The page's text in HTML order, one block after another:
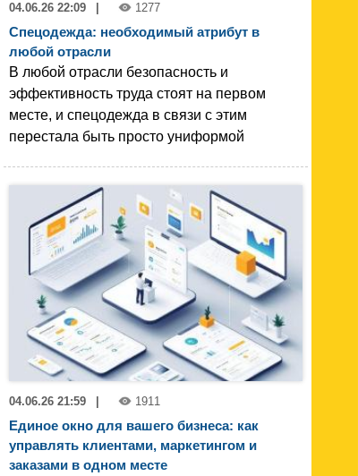
04.06.26 22:09 1277
Спецодежда: необходимый атрибут в
любой отрасли
В любой отрасли безопасность и
эффективность труда стоят на первом
месте, и спецодежда в связи с этим
перестала быть просто униформой
04.06.26 21:59 | 1911
Единое окно для вашего бизнеса: как
управлять клиентами, маркетингом и
заказами в одном месте